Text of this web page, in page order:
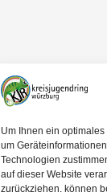
Um Ihnen ein
um
Technologien
auf dieser Website
zurückziehen, können